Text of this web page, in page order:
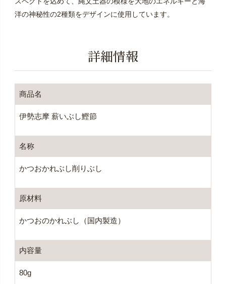
洋の神秘性の2種類をデザインに使用しています。
詳細情報
商品名
伊勢志摩 薪いぶし鰹節
名称
かつおかれぶし削りぶし
原材料
かつおのかれぶし（国内製造）
内容量
80g